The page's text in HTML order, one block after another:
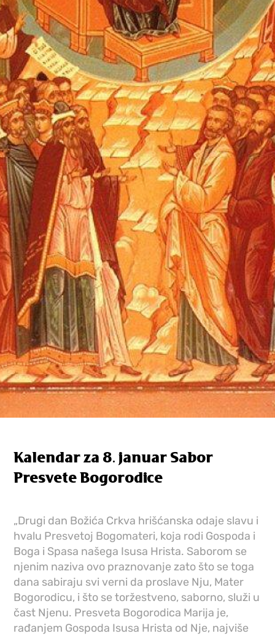
Kalendar za 8. januar Sabor
Presvete Bogorodice
„Drugi dan Božića Crkva hrišćanska odaje slavu i
hvalu Presvetoj Bogomateri, koja rodi Gospoda i
Boga i Spasa našega Isusa Hrista. Saborom se
njenim naziva ovo praznovanje zato što se toga
dana sabiraju svi verni da proslave Nju, Mater
Bogorodicu, i što se toržestveno, saborno, služi u
čast Njenu. Presveta Bogorodica Marija je,
rađanjem Gospoda Isusa Hrista od Nje, najviše